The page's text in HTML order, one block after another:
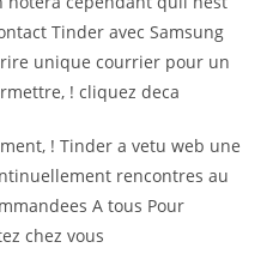
Tinder avec Samsung
unique courrier pour un
! cliquez deca
! Tinder a vetu web une
rencontres au
A tous Pour
chez vous